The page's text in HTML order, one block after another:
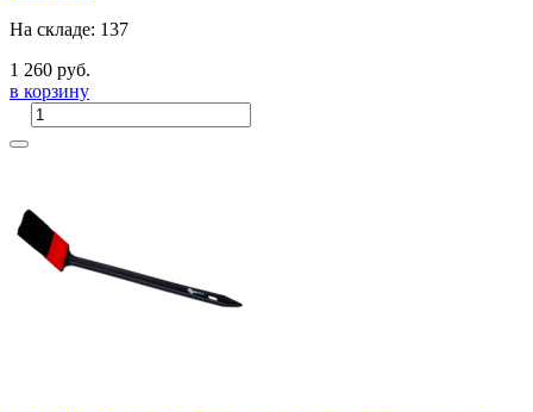
На складе: 137
1 260 руб.
в корзину